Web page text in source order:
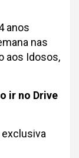
anos
nas
aos Idosos,
ir no Drive
exclusiva